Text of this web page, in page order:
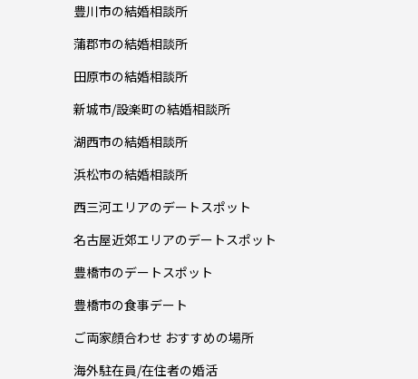
豊川市の結婚相談所
蒲郡市の結婚相談所
田原市の結婚相談所
新城市/設楽町の結婚相談所
湖西市の結婚相談所
浜松市の結婚相談所
西三河エリアのデートスポット
名古屋近郊エリアのデートスポット
豊橋市のデートスポット
豊橋市の食事デート
ご両家顔合わせ おすすめの場所
海外駐在員/在住者の婚活